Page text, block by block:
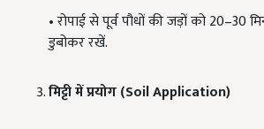
• रोपाई से पूर्व पौधों की जड़ों को 20–30
डुबोकर रखें.
मिट्टीमेंप्रयोग (Soil Application)